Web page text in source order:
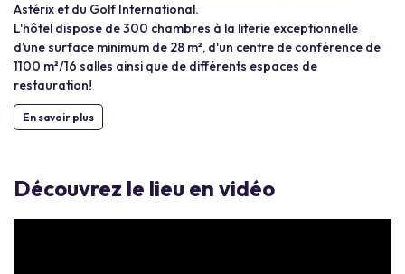
Astérix et du Golf International.
L'hôtel dispose de 300 chambres à la literie exceptionnelle
d’une surface minimum de 28 m², d'un centre de conférence de
1100 m²/16 salles ainsi que de différents espaces de
restauration!
En savoir plus
Découvrez le lieu en vidéo